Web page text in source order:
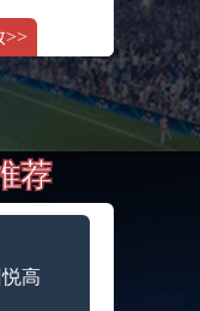
>>
荐
高